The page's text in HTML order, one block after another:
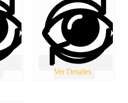
Ver Detalles